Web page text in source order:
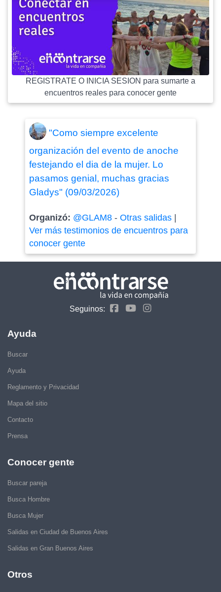
REGISTRATE O INICIA SESION para sumarte a
encuentros reales para conocer gente
"Como siempre excelente
organización del evento de anoche
festejando el dia de la mujer. Lo
pasamos genial, muchas gracias
Gladys" (09/03/2026)
Organizó: @GLAM8- Otras salidas|
Ver más testimonios de encuentros para
conocer gente
Seguinos:
Ayuda
Buscar
Ayuda
Reglamento y Privacidad
Mapa del sitio
Contacto
Prensa
Conocer gente
Buscar pareja
Busca Hombre
Busca Mujer
Salidas en Ciudad de Buenos Aires
Salidas en Gran Buenos Aires
Otros